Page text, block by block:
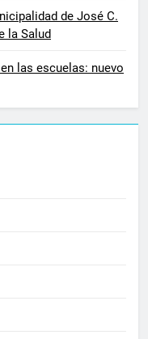
de José C.
la Salud
las escuelas: nuevo